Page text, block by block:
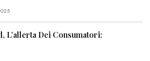
L’allerta Dei Consumatori: